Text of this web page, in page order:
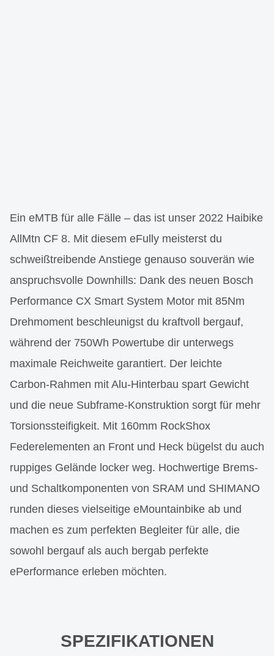
Ein eMTB für alle Fälle – das ist unser 2022 Haibike
AllMtn CF 8. Mit diesem eFully meisterst du
schweißtreibende Anstiege genauso souverän wie
anspruchsvolle Downhills: Dank des neuen Bosch
Performance CX Smart System Motor mit 85Nm
Drehmoment beschleunigst du kraftvoll bergauf,
während der 750Wh Powertube dir unterwegs
maximale Reichweite garantiert. Der leichte
Carbon-Rahmen mit Alu-Hinterbau spart Gewicht
und die neue Subframe-Konstruktion sorgt für mehr
Torsionssteifigkeit. Mit 160mm RockShox
Federelementen an Front und Heck bügelst du auch
ruppiges Gelände locker weg. Hochwertige Brems-
und Schaltkomponenten von SRAM und SHIMANO
runden dieses vielseitige eMountainbike ab und
machen es zum perfekten Begleiter für alle, die
sowohl bergauf als auch bergab perfekte
ePerformance erleben möchten.
SPEZIFIKATIONEN